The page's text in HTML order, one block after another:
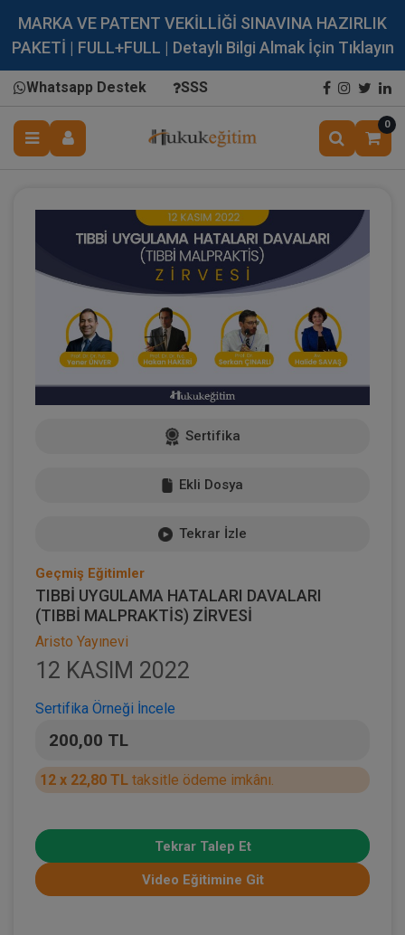
MARKA VE PATENT VEKİLLİĞİ SINAVINA HAZIRLIK
PAKETİ | FULL+FULL | Detaylı Bilgi Almak İçin Tıklayın
Whatsapp Destek SSS
0
Sertifika
Ekli Dosya
Tekrar İzle
Geçmiş Eğitimler
TIBBİ UYGULAMA HATALARI DAVALARI
(TIBBİ MALPRAKTİS) ZİRVESİ
Aristo Yayınevi
12 KASIM 2022
Sertifika Örneği İncele
200,00 TL
12 x 22,80 TL taksitle ödeme imkânı.
Tekrar Talep Et
Video Eğitimine Git